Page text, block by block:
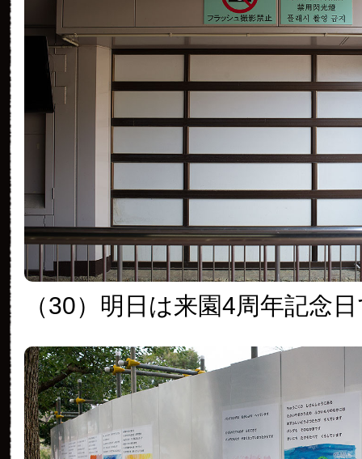
（30）明日は来園4周年記念